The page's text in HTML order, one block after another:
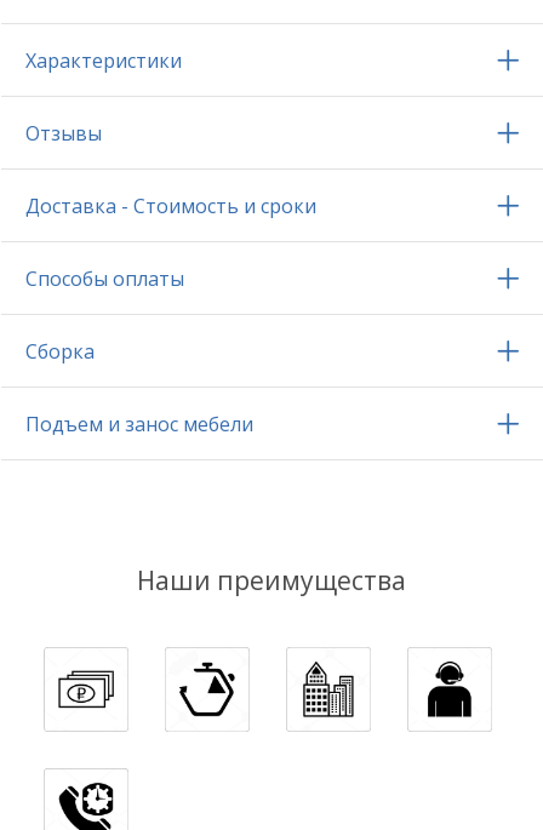
Характеристики
Отзывы
Доставка - Стоимость и сроки
Способы оплаты
Сборка
Подъем и занос мебели
Наши преимущества